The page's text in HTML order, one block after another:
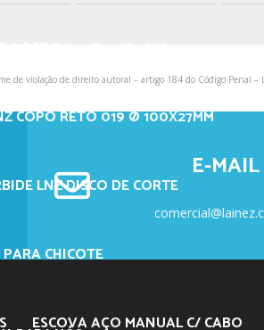
COPO RETO 019 Ø 100X27MM
LNZ DISCO DE CORTE
CHICOTE
ESCOVA AÇO MANUAL C/ CABO
de violação de direito autoral – artigo 184 do Código Penal –
E-MAIL